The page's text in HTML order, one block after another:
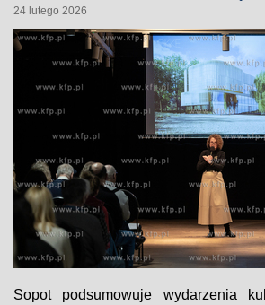
24 lutego 2026
Sopot podsumowuje wydarzenia